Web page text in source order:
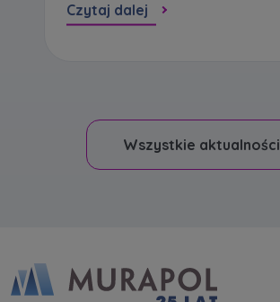
Czytaj dalej
Wszystkie aktualności